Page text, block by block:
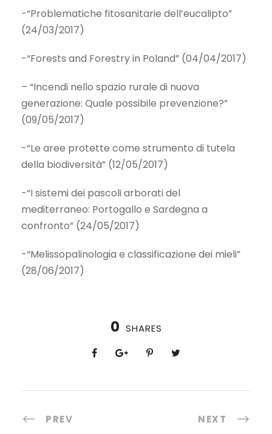
-“Problematiche fitosanitarie dell’eucalipto”
(24/03/2017)
-“Forests and Forestry in Poland” (04/04/2017)
– “Incendi nello spazio rurale di nuova
generazione: Quale possibile prevenzione?”
(09/05/2017)
-“Le aree protette come strumento di tutela
della biodiversità” (12/05/2017)
-“I sistemi dei pascoli arborati del
mediterraneo: Portogallo e Sardegna a
confronto” (24/05/2017)
-“Melissopalinologia e classificazione dei mieli”
(28/06/2017)
0 SHARES
PREV NEXT